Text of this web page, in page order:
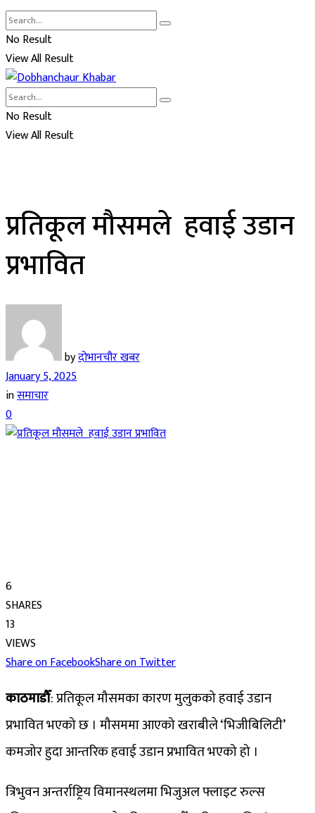
No Result
View All Result
No Result
View All Result
प्रतिकूल मौसमले हवाई उडान
प्रभावित
byदोभानचौर खबर
January 5, 2025
inसमाचार
0
6
SHARES
13
VIEWS
Share on FacebookShare on Twitter
काठमाडौँ: प्रतिकूल मौसमका कारण मुलुकको हवाई उडान
प्रभावित भएको छ । मौसममा आएको खराबीले ‘भिजीबिलिटी’
कमजोर हुदा आन्तरिक हवाई उडान प्रभावित भएको हो ।
त्रिभुवन अन्तर्राष्ट्रिय विमानस्थलमा भिजुअल फ्लाइट रुल्स